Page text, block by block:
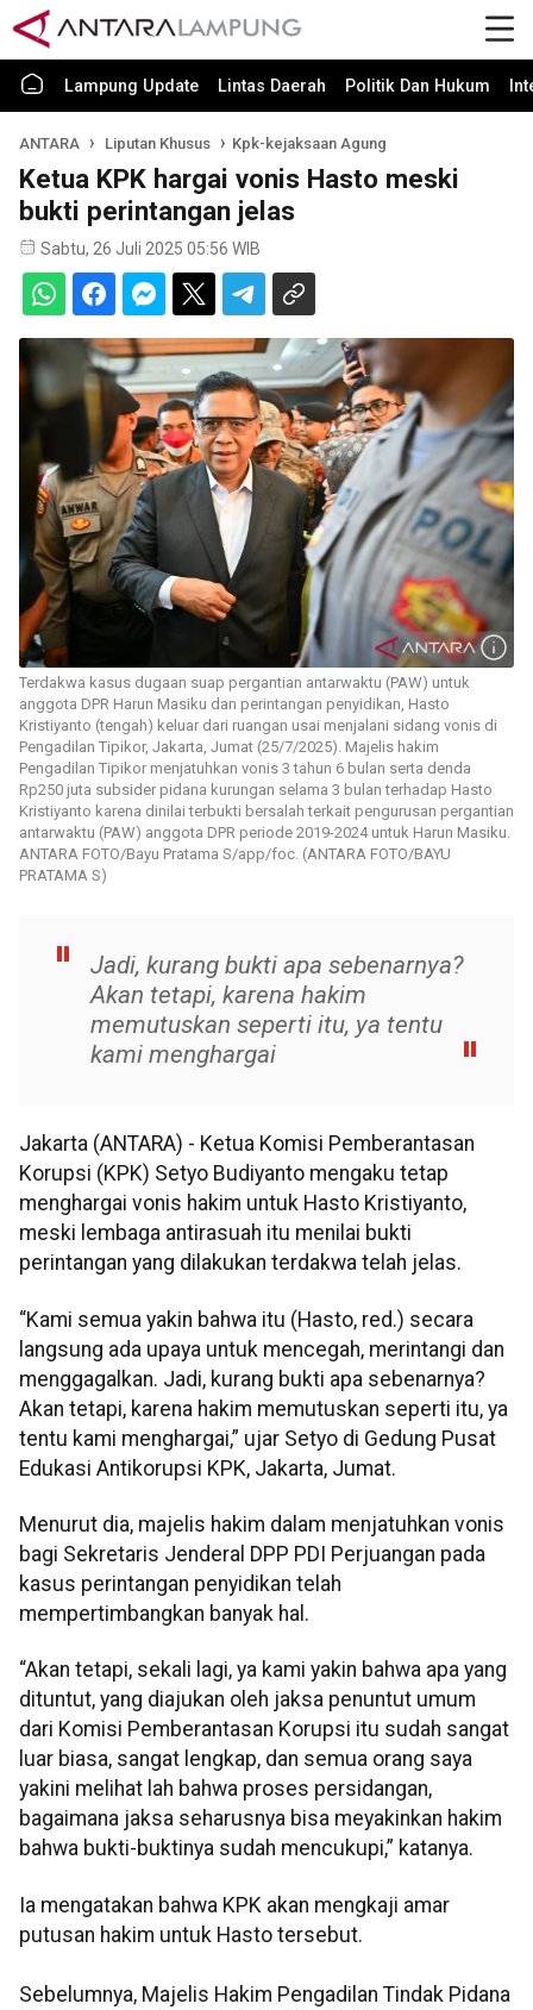
Lampung Update Lintas Daerah Politik Dan Hukum
ANTARA Liputan Khusus Kpk-kejaksaan Agung
Ketua KPK hargai vonis Hasto meski
bukti perintangan jelas
Sabtu, 26 Juli 2025 05:56 WIB
Terdakwa kasus dugaan suap pergantian antarwaktu (PAW) untuk
anggota DPR Harun Masiku dan perintangan penyidikan, Hasto
Kristiyanto (tengah) keluar dari ruangan usai menjalani sidang vonis di
Pengadilan Tipikor, Jakarta, Jumat (25/7/2025). Majelis hakim
Pengadilan Tipikor menjatuhkan vonis 3 tahun 6 bulan serta denda
Rp250 juta subsider pidana kurungan selama 3 bulan terhadap Hasto
Kristiyanto karena dinilai terbukti bersalah terkait pengurusan pergantian
antarwaktu (PAW) anggota DPR periode 2019-2024 untuk Harun Masiku.
ANTARA FOTO/Bayu Pratama S/app/foc. (ANTARA FOTO/BAYU
PRATAMA S)
Jadi, kurang bukti apa sebenarnya?
Akan tetapi, karena hakim
memutuskan seperti itu, ya tentu
kami menghargai
Jakarta (ANTARA) - Ketua Komisi Pemberantasan
Korupsi (KPK) Setyo Budiyanto mengaku tetap
menghargai vonis hakim untuk Hasto Kristiyanto,
meski lembaga antirasuah itu menilai bukti
perintangan yang dilakukan terdakwa telah jelas.
“Kami semua yakin bahwa itu (Hasto, red.) secara
langsung ada upaya untuk mencegah, merintangi dan
menggagalkan. Jadi, kurang bukti apa sebenarnya?
Akan tetapi, karena hakim memutuskan seperti itu, ya
tentu kami menghargai,” ujar Setyo di Gedung Pusat
Edukasi Antikorupsi KPK, Jakarta, Jumat.
Menurut dia, majelis hakim dalam menjatuhkan vonis
bagi Sekretaris Jenderal DPP PDI Perjuangan pada
kasus perintangan penyidikan telah
mempertimbangkan banyak hal.
“Akan tetapi, sekali lagi, ya kami yakin bahwa apa yang
dituntut, yang diajukan oleh jaksa penuntut umum
dari Komisi Pemberantasan Korupsi itu sudah sangat
luar biasa, sangat lengkap, dan semua orang saya
yakini melihat lah bahwa proses persidangan,
bagaimana jaksa seharusnya bisa meyakinkan hakim
bahwa bukti-buktinya sudah mencukupi,” katanya.
Ia mengatakan bahwa KPK akan mengkaji amar
putusan hakim untuk Hasto tersebut.
Sebelumnya, Majelis Hakim Pengadilan Tindak Pidana